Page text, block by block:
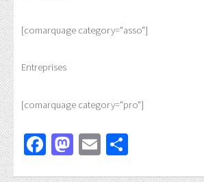
[comarquage category="asso"]
Entreprises
[comarquage category="pro"]
Facebook
Mastodon
Email